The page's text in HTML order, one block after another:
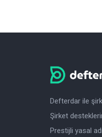
Defterdar ile
Şirket
Prestijli yasal